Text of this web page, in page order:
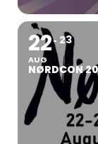
22
AUG
23
NØRDCON